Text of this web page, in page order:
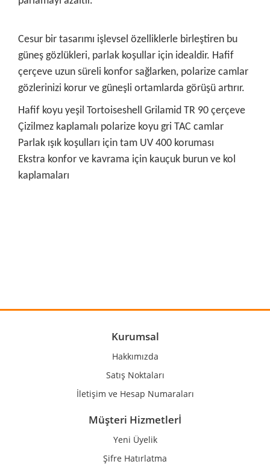
Cesur bir tasarımı işlevsel özelliklerle birleştiren bu
güneş gözlükleri, parlak koşullar için idealdir. Hafif
çerçeve uzun süreli konfor sağlarken, polarize camlar
gözlerinizi korur ve güneşli ortamlarda görüşü artırır.
Hafif koyu yeşil Tortoiseshell Grilamid TR 90 çerçeve
Çizilmez kaplamalı polarize koyu gri TAC camlar
Parlak ışık koşulları için tam UV 400 koruması
Ekstra konfor ve kavrama için kauçuk burun ve kol
kaplamaları
Ürün açıklamasında eksik bilgiler bulunuyor.
Ürün bilgilerinde hatalar bulunuyor.
Gönder
Kurumsal
Hakkımızda
Satış Noktaları
İletişim ve Hesap Numaraları
Müşteri Hizmetlerİ
Yeni Üyelik
Şifre Hatırlatma